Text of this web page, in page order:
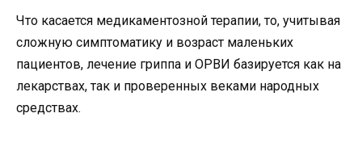
Что касается медикаментозной терапии, то, учитывая
сложную симптоматику и возраст маленьких
пациентов, лечение гриппа и ОРВИ базируется как на
лекарствах, так и проверенных веками народных
средствах.